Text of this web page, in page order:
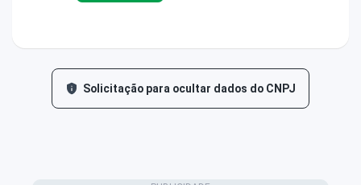
Solicitação para ocultar dados do CNPJ